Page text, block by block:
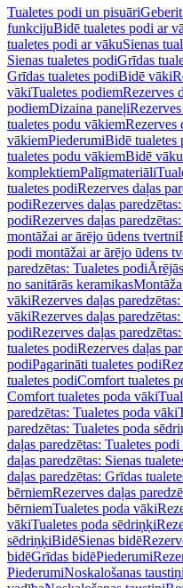
Tualetes podi un pisuāri
funkcijuBidē tualetes podi ar
tualetes podi ar vākuSienas
Sienas tualetes podiGrīdas
Grīdas tualetes podiBidē vāki
vākiTualetes podiemRezerves
podiemDizaina paneļi
tualetes podu vākiemRezerves
vākiemPiederumiBidē tualetes
tualetes podu vākiemBidē
komplektiemPalīgmateriāli
tualetes podiRezerves daļas
podiRezerves daļas
podiRezerves daļas
montāžai ar ārējo ūdens tvertni
podi montāžai ar ārējo ūdens
paredzētas: Tualetes podi
no sanitārās keramikas
vākiRezerves daļas
vākiRezerves daļas
podiRezerves daļas
tualetes podiRezerves daļas
podiPagarināti tualetes podi
tualetes podiComfort tualetes
Comfort tualetes poda vāki
paredzētas: Tualetes poda vāki
paredzētas: Tualetes poda
daļas paredzētas: Tualetes
daļas paredzētas: Sienas
daļas paredzētas: Grīdas
bērniemRezerves daļas
bērniemTualetes poda vāki
vākiTualetes poda sēdriņķi
sēdriņķiBidēSienas bidē
bidēGrīdas bidēPiederumi
PiederumiNoskalošanas